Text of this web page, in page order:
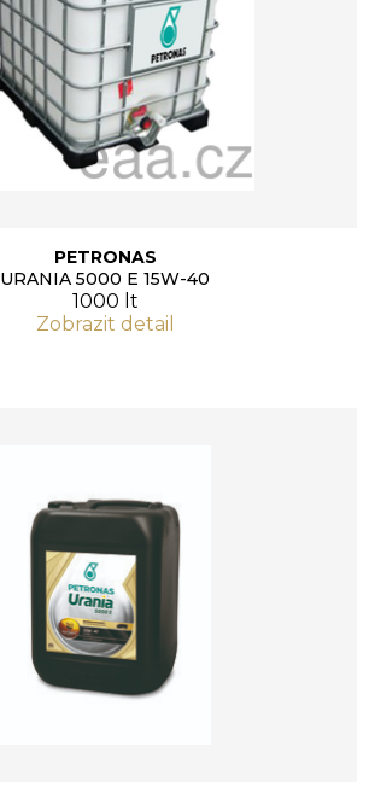
PETRONAS
URANIA 5000 E 15W-40
1000 lt
Zobrazit detail